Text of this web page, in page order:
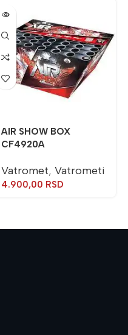
AIR SHOW BOX
CF4920A
Vatromet, Vatrometi
4.900,00 RSD